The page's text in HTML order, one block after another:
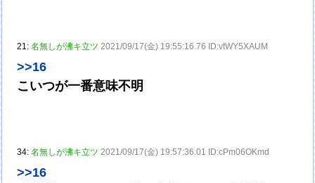
21:名無しが沸キ立ツ 2021/09/17(金) 19:55:16.76 ID:vtWY5XAUM
>>16
こいつが一番意味不明
34:名無しが沸キ立ツ 2021/09/17(金) 19:57:36.01 ID:cPm06OKmd
>>16